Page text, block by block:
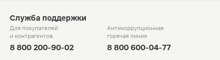
Служба поддержки
Для покупателей
и контрагентов
8 800 200-90-02
Антикоррупционная
горячая линия
8 800 600-04-77